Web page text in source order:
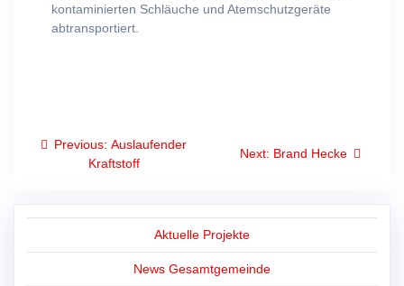
kontaminierten Schläuche und Atemschutzgeräte
abtransportiert.
Beitragsnavigation
Previous: Previous
post:
Auslaufender
Kraftstoff
Next: Next
Brand Hecke
Aktuelle Projekte
News Gesamtgemeinde